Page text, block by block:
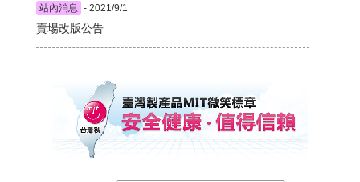
站內消息 - 2021/9/1
賣場改版公告